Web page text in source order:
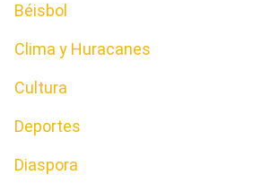
Béisbol
Clima y Huracanes
Cultura
Deportes
Diaspora